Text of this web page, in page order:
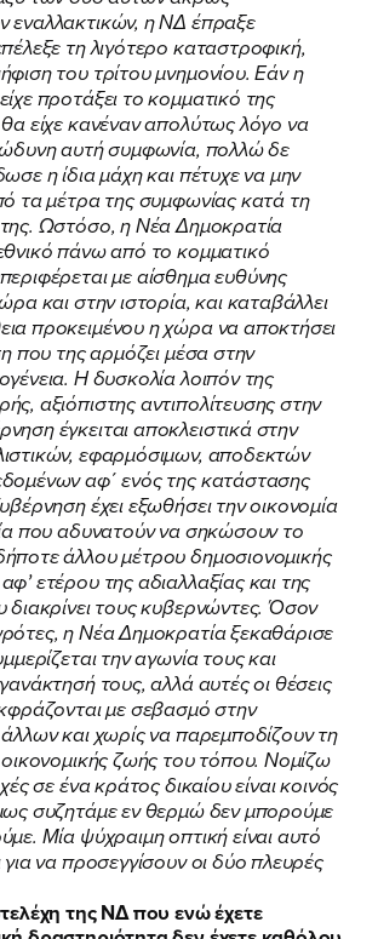
ΕΣΥ
TW YT LN VB TIKTOK
εναλλακτικών, η ΝΔ έπραξε
τη λιγότερο καταστροφική,
του τρίτου μνημονίου. Εάν η
προτάξει το κομματικό της
είχε κανέναν απολύτως λόγο να
αυτή συμφωνία, πολλώ δε
η ίδια μάχη και πέτυχε να μην
τα μέτρα της συμφωνίας κατά τη
Ωστόσο, η Νέα Δημοκρατία
πάνω από το κομματικό
με αίσθημα ευθύνης
και στην ιστορία, και καταβάλλει
προκειμένου η χώρα να αποκτήσει
που της αρμόζει μέσα στην
Η δυσκολία λοιπόν της
αξιόπιστης αντιπολίτευσης στην
έγκειται αποκλειστικά στην
εφαρμόσιμων, αποδεκτών
αφ΄ ενός της κατάστασης
έχει εξωθήσει την οικονομία
που αδυνατούν να σηκώσουν το
άλλου μέτρου δημοσιονομικής
ετέρου της αδιαλλαξίας και της
διακρίνει τους κυβερνώντες. Όσον
η Νέα Δημοκρατία ξεκαθάρισε
την αγωνία τους και
τους, αλλά αυτές οι θέσεις
με σεβασμό στην
και χωρίς να παρεμποδίζουν τη
οικονομικής ζωής του τόπου. Νομίζω
σε ένα κράτος δικαίου είναι κοινός
συζητάμε εν θερμώ δεν μπορούμε
Μία ψύχραιμη οπτική είναι αυτό
για να προσεγγίσουν οι δύο πλευρές
της ΝΔ που ενώ έχετε